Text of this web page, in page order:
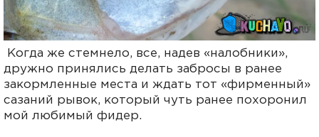
Когда же стемнело, все, надев «налобники»,
дружно принялись делать забросы в ранее
закормленные места и ждать тот «фирменный»
сазаний рывок, который чуть ранее похоронил
мой любимый фидер.